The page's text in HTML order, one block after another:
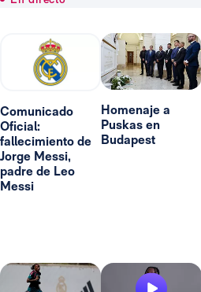
Comunicado
Oficial:
fallecimiento de
Jorge Messi,
padre de Leo
Messi
Homenaje a
Puskas en
Budapest